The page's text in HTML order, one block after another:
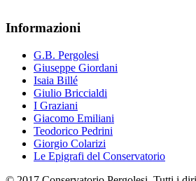
Informazioni
G.B. Pergolesi
Giuseppe Giordani
Isaia Billé
Giulio Briccialdi
I Graziani
Giacomo Emiliani
Teodorico Pedrini
Giorgio Colarizi
Le Epigrafi del Conservatorio